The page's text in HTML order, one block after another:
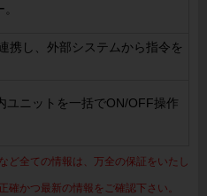
携し、外部システムから指令を
ユニットを一括でON/OFF操作
ど全ての情報は、万全の保証をいたし
かつ最新の情報をご確認下さい。